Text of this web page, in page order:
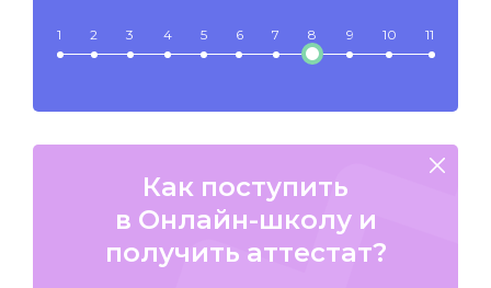
1 2 3 4 5 6 7 8 9 10 11
Как поступить
в Онлайн-школу и
получить аттестат?